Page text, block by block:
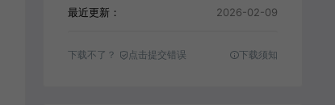
最近更新： 2026-02-09
下载不了？ 点击提交错误 下载须知